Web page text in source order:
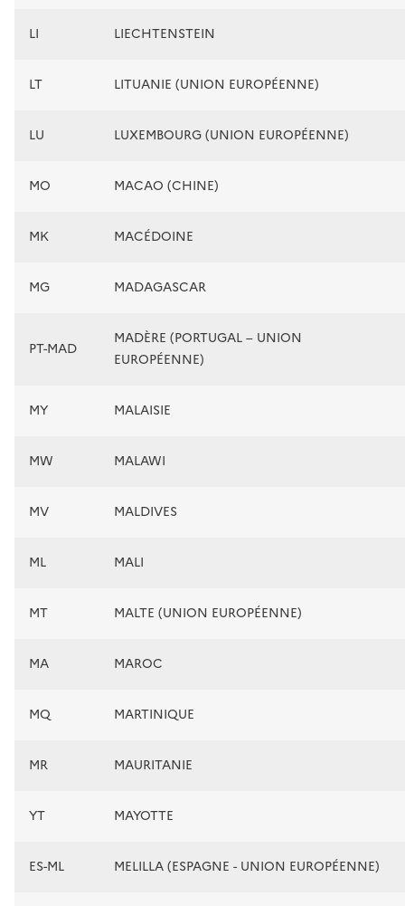
LI LIECHTENSTEIN
LT LITUANIE (UNION EUROPÉENNE)
LU LUXEMBOURG (UNION EUROPÉENNE)
MO MACAO (CHINE)
MK MACÉDOINE
MG MADAGASCAR
PT-MAD
MADÈRE (PORTUGAL – UNION
EUROPÉENNE)
MY MALAISIE
MW MALAWI
MV MALDIVES
ML MALI
MT MALTE (UNION EUROPÉENNE)
MA MAROC
MQ MARTINIQUE
MR MAURITANIE
YT MAYOTTE
ES-ML MELILLA (ESPAGNE - UNION EUROPÉENNE)